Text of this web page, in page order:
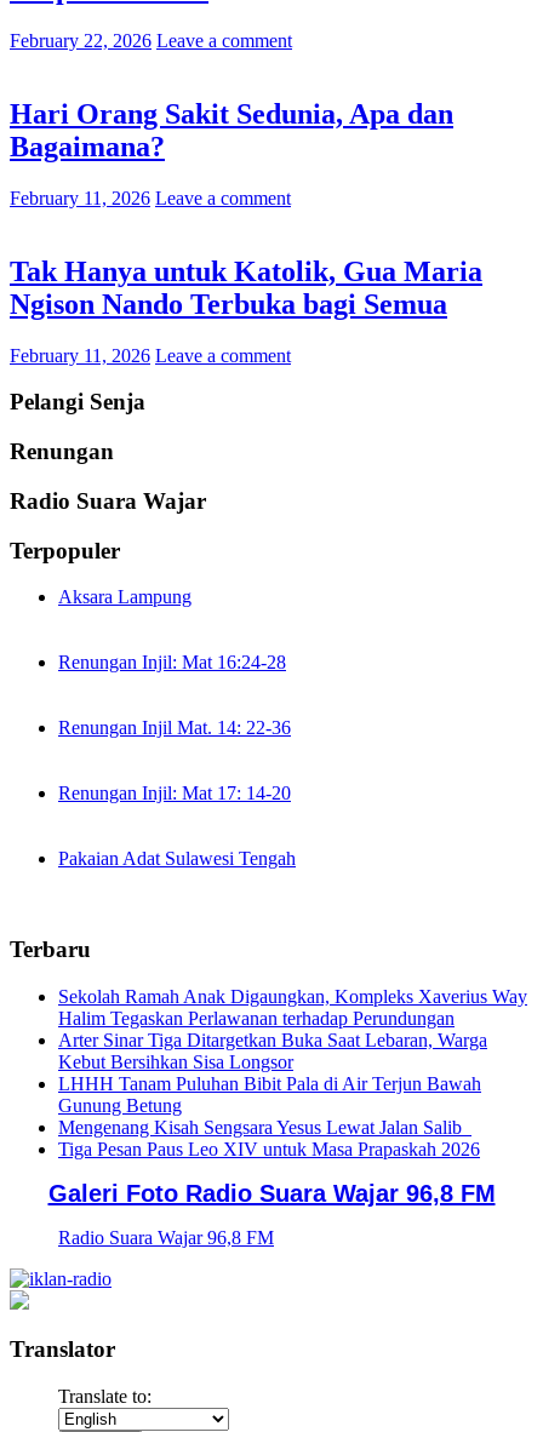
February 22, 2026 Leave a comment
Hari Orang Sakit Sedunia, Apa dan
Bagaimana?
February 11, 2026 Leave a comment
Tak Hanya untuk Katolik, Gua Maria
Ngison Nando Terbuka bagi Semua
February 11, 2026 Leave a comment
Pelangi Senja
Renungan
Radio Suara Wajar
Terpopuler
Aksara Lampung
Renungan Injil: Mat 16:24-28
Renungan Injil Mat. 14: 22-36
Renungan Injil: Mat 17: 14-20
Pakaian Adat Sulawesi Tengah
Terbaru
Sekolah Ramah Anak Digaungkan, Kompleks Xaverius Way
Halim Tegaskan Perlawanan terhadap Perundungan
Arter Sinar Tiga Ditargetkan Buka Saat Lebaran, Warga
Kebut Bersihkan Sisa Longsor
LHHH Tanam Puluhan Bibit Pala di Air Terjun Bawah
Gunung Betung
Mengenang Kisah Sengsara Yesus Lewat Jalan Salib
Tiga Pesan Paus Leo XIV untuk Masa Prapaskah 2026
Galeri Foto Radio Suara Wajar 96,8 FM
Radio Suara Wajar 96,8 FM
Translator
Translate to: